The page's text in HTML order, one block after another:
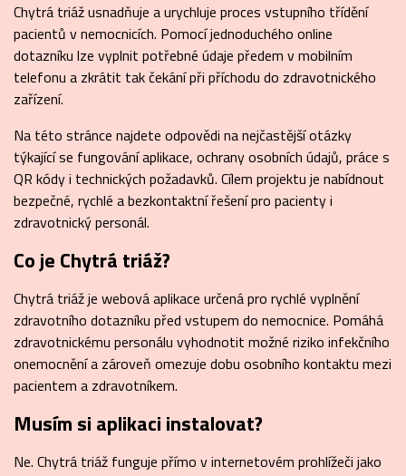
Chytrá triáž usnadňuje a urychluje proces vstupního třídění
pacientů v nemocnicích. Pomocí jednoduchého online
dotazníku lze vyplnit potřebné údaje předem v mobilním
telefonu a zkrátit tak čekání při příchodu do zdravotnického
zařízení.
Na této stránce najdete odpovědi na nejčastější otázky
týkající se fungování aplikace, ochrany osobních údajů, práce s
QR kódy i technických požadavků. Cílem projektu je nabídnout
bezpečné, rychlé a bezkontaktní řešení pro pacienty i
zdravotnický personál.
Co je Chytrá triáž?
Chytrá triáž je webová aplikace určená pro rychlé vyplnění
zdravotního dotazníku před vstupem do nemocnice. Pomáhá
zdravotnickému personálu vyhodnotit možné riziko infekčního
onemocnění a zároveň omezuje dobu osobního kontaktu mezi
pacientem a zdravotníkem.
Musím si aplikaci instalovat?
Ne. Chytrá triáž funguje přímo v internetovém prohlížeči jako